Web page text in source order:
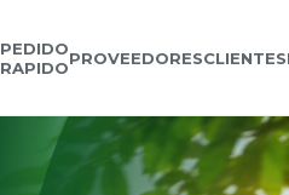
PEDIDO
RAPIDOPROVEEDORESCLIENTES